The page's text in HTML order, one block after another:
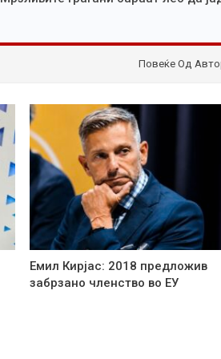
Повеќе Од
Емил Кирјас: 2018 предложив
забрзано членство во ЕУ